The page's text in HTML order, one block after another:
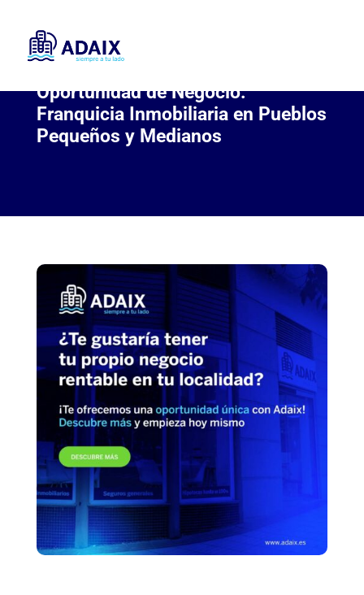
Oportunidad de Negocio:
Franquicia Inmobiliaria en Pueblos
Pequeños y Medianos